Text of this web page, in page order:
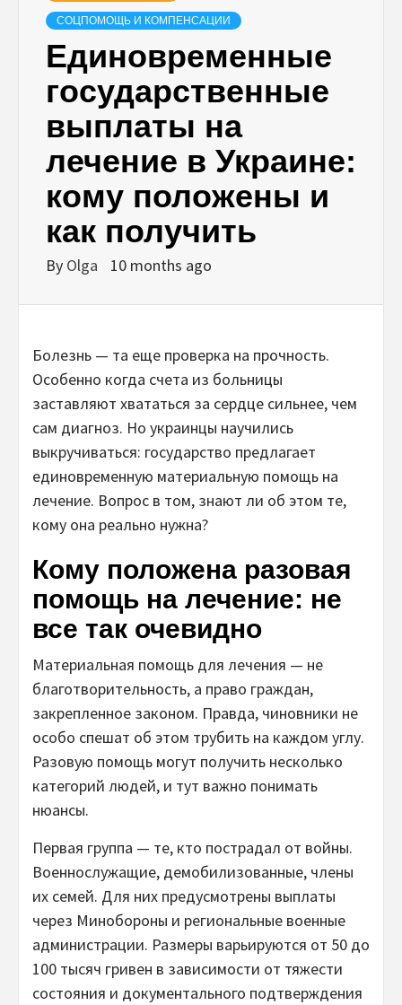
СОЦПОМОЩЬ И КОМПЕНСАЦИИ
Единовременные
государственные
выплаты на
лечение в Украине:
кому положены и
как получить
By Olga 10 months ago
Болезнь — та еще проверка на прочность.
Особенно когда счета из больницы
заставляют хвататься за сердце сильнее, чем
сам диагноз. Но украинцы научились
выкручиваться: государство предлагает
единовременную материальную помощь на
лечение. Вопрос в том, знают ли об этом те,
кому она реально нужна?
Кому положена разовая
помощь на лечение: не
все так очевидно
Материальная помощь для лечения — не
благотворительность, а право граждан,
закрепленное законом. Правда, чиновники не
особо спешат об этом трубить на каждом углу.
Разовую помощь могут получить несколько
категорий людей, и тут важно понимать
нюансы.
Первая группа — те, кто пострадал от войны.
Военнослужащие, демобилизованные, члены
их семей. Для них предусмотрены выплаты
через Минобороны и региональные военные
администрации. Размеры варьируются от 50 до
100 тысяч гривен в зависимости от тяжести
состояния и документального подтверждения